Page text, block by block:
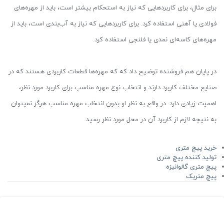
برای مثال، برای کاربردهایی که نیاز به استحکام بیشتر است، باید از مهره‌های
فولادی یا آهنی استفاده کرد. برای کاربردهایی که نیاز به آب‌بندی است، باید از
مهره‌های کاسه‌ای نمدی یا فلنجی استفاده کرد.
در پایان هم فروشنده توضیح داد که که مهره‌ها قطعات کاربردی هستند که در
صنایع مختلف کاربرد دارند و انتخاب نوع مهره مناسب برای کاربرد مورد نظر،
اهمیت زیادی دارد. در واقع به نظر او بدون انتخاب مهره مناسب هرگز نمی­توان
به نتیجه لازم از کاربرد آن در محل مورد نظر رسید.
خرید پیچ متری
تولید کننده پیچ متری
پیچ متری گالوانیزه
پیچ متریک